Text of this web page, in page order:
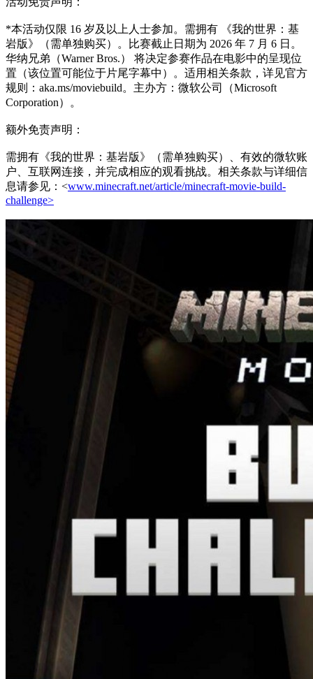
*本活动仅限 16 岁及以上人士参加。需拥有 《我的世界：基
岩版》（需单独购买）。比赛截止日期为 2026 年 7 月 6 日。
华纳兄弟（Warner Bros.） 将决定参赛作品在电影中的呈现位
置（该位置可能位于片尾字幕中）。适用相关条款，详见官方
规则：aka.ms/moviebuild。主办方：微软公司（Microsoft
Corporation）。
额外免责声明：
需拥有《我的世界：基岩版》（需单独购买）、有效的微软账
户、互联网连接，并完成相应的观看挑战。相关条款与详细信
息请参见：<www.minecraft.net/article/minecraft-movie-build-
challenge>